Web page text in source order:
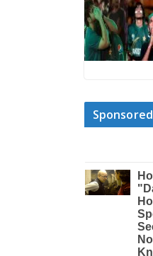
Sponsored